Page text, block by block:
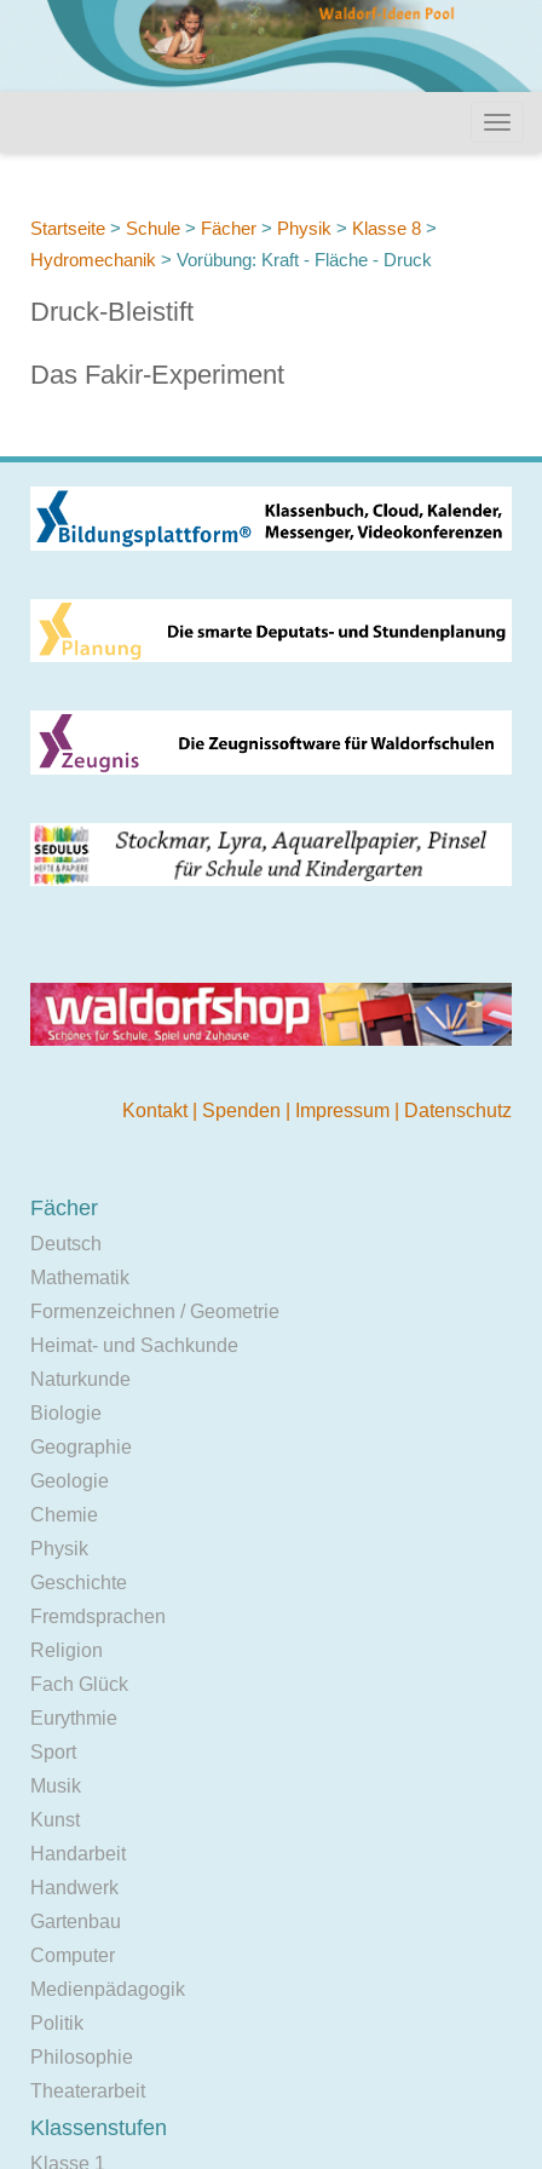
Startseite > Schule > Fächer > Physik > Klasse 8 >
Hydromechanik > Vorübung: Kraft - Fläche - Druck
Druck-Bleistift
Das Fakir-Experiment
Kontakt Spenden Impressum Datenschutz
Fächer
Deutsch
Mathematik
Formenzeichnen / Geometrie
Heimat- und Sachkunde
Naturkunde
Biologie
Geographie
Geologie
Chemie
Physik
Geschichte
Fremdsprachen
Religion
Fach Glück
Eurythmie
Sport
Musik
Kunst
Handarbeit
Handwerk
Gartenbau
Computer
Medienpädagogik
Politik
Philosophie
Theaterarbeit
Klassenstufen
Klasse 1